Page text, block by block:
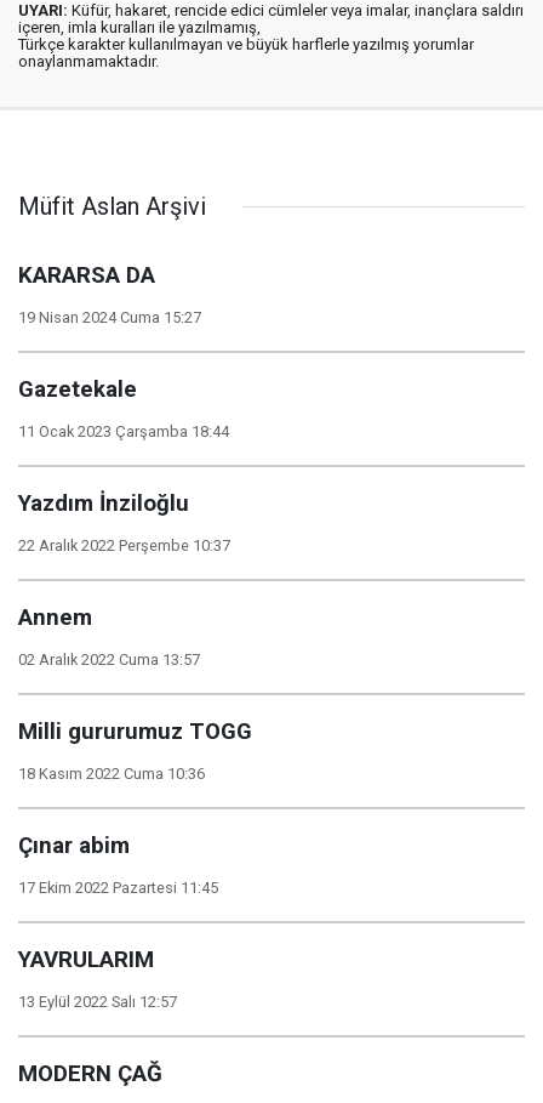
UYARI: Küfür, hakaret, rencide edici cümleler veya imalar, inançlara saldırı
içeren, imla kuralları ile yazılmamış,
Türkçe karakter kullanılmayan ve büyük harflerle yazılmış yorumlar
onaylanmamaktadır.
Müfit Aslan Arşivi
KARARSA DA
19 Nisan 2024 Cuma 15:27
Gazetekale
11 Ocak 2023 Çarşamba 18:44
Yazdım İnziloğlu
22 Aralık 2022 Perşembe 10:37
Annem
02 Aralık 2022 Cuma 13:57
Milli gururumuz TOGG
18 Kasım 2022 Cuma 10:36
Çınar abim
17 Ekim 2022 Pazartesi 11:45
YAVRULARIM
13 Eylül 2022 Salı 12:57
MODERN ÇAĞ